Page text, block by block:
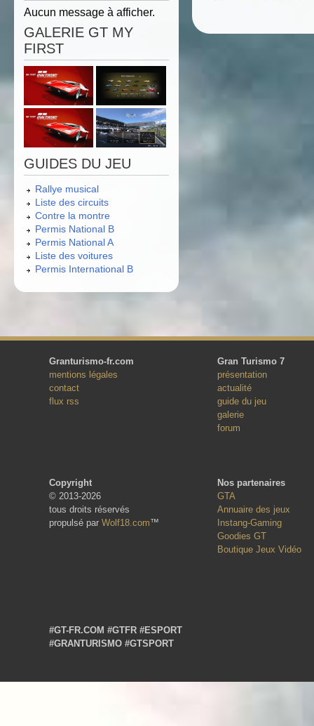
Aucun message à afficher.
GALERIE GT MY
FIRST
GUIDES DU JEU
Rallye musical
Liste des circuits
Contre la montre
Permis National B
Permis National A
Liste des voitures
Permis International B
Granturismo-fr.com
mentions légales
contact
flux rss
Gran Turismo 7
présentation
actualité
guide du jeu
galerie
forum
Copyright
© 2013-2026
tous droits réservés
propulsé par Wolf18.com™
Nos partenaires
GTA
Annuaire des jeux
Instang-Gaming
Goodies GT
Boutique Jeux Vidéo
#GT-FR.COM #GTFR #ESPORT
#GRANTURISMO #GTSPORT